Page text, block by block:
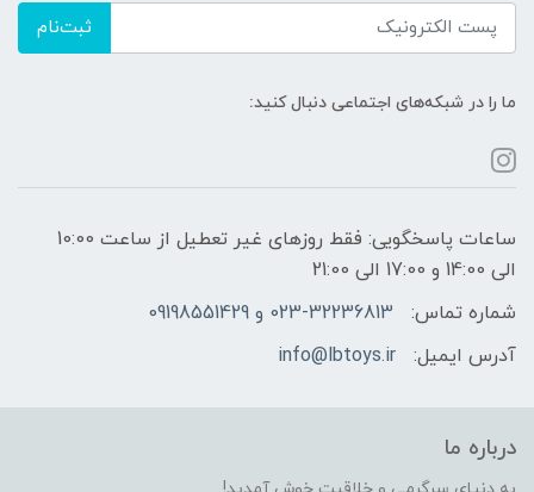
ثبت‌نام
ما را در شبکه‌های اجتماعی دنبال کنید:
ساعات پاسخگویی: فقط روزهای غیر تعطیل از ساعت 10:00
الی 14:00 و 17:00 الی 21:00
شماره تماس:
023-32236813 و 09198551429
آدرس ایمیل:
info@lbtoys.ir
درباره ما